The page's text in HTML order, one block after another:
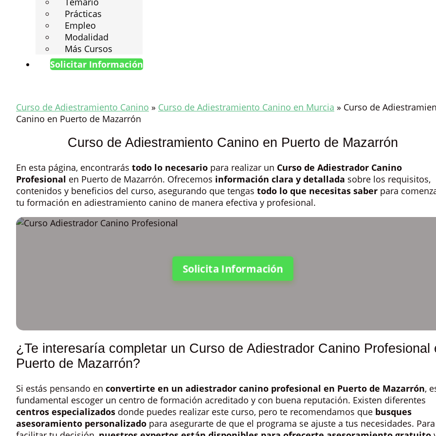
Prácticas
Empleo
Modalidad
Más Cursos
Solicitar Información
Curso de Adiestramiento Canino » Curso de Adiestramiento Canino en Murcia » Curso de
Canino en Puerto de Mazarrón
Curso de Adiestramiento Canino en Puerto de Mazarrón
En esta página, encontrarás todo lo necesario para realizar un Curso de Adiestrador Canino
Profesional en Puerto de Mazarrón. Ofrecemos información clara y detallada sobre los requisitos,
contenidos y beneficios del curso, asegurando que tengas todo lo que necesitas saber para
tu formación en adiestramiento canino de manera efectiva y profesional.
Solicita Información
¿Te interesaría completar un Curso de Adiestrador Canino Profesional
Puerto de Mazarrón?
Si estás pensando en convertirte en un adiestrador canino profesional en Puerto de Mazarrón,
fundamental escoger un centro de formación acreditado y con buena reputación. Existen diferentes
centros especializados donde puedes realizar este curso, pero te recomendamos que busques
asesoramiento personalizado para asegurarte de que el programa se ajuste a tus necesidades. Para